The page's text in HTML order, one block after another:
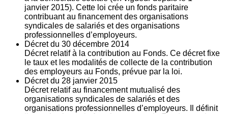
janvier 2015). Cette loi crée un fonds paritaire
contribuant au financement des organisations
syndicales de salariés et des organisations
professionnelles d’employeurs.
Décret du 30 décembre 2014
Décret relatif à la contribution au Fonds. Ce décret fixe
le taux et les modalités de collecte de la contribution
des employeurs au Fonds, prévue par la loi.
Décret du 28 janvier 2015
Décret relatif au financement mutualisé des
organisations syndicales de salariés et des
organisations professionnelles d’employeurs. Il définit